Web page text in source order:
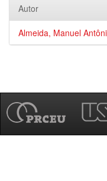
Autor
Almeida, Manuel